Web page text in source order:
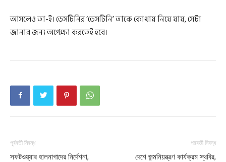
আসলেও তা-ই। ডেসটিনির ‘ডেসটিনি’ তাকে কোথায় নিয়ে যায়, সেটা
জানার জন্য অপেক্ষা করতেই হবে।
পূর্ববর্তী নিবন্ধ
সফটওয়্যার হালনাগাদের নির্দেশনা,
পরবর্তী নিবন্ধ
দেশে জন্মনিয়ন্ত্রণ কার্যক্রম স্থবির,